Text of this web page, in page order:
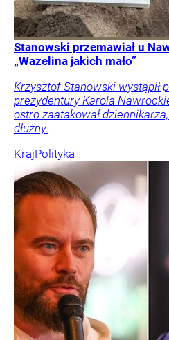
Stanowski przemawiał u
„Wazelina jakich mało”
Krzysztof Stanowski wystąpił
prezydentury Karola
ostro zaatakował
dłużny.
KrajPolityka